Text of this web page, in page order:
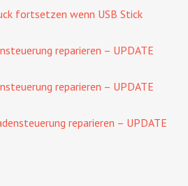
fortsetzen wenn USB Stick
reparieren – UPDATE
reparieren – UPDATE
reparieren – UPDATE